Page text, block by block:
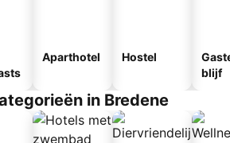
Aparthotel Hostel
blijf
in Bredene